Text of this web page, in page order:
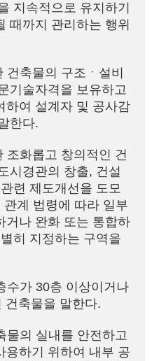
지속적으로 유지하기
때까지 관리하는 행위
건축물의 구조ㆍ설비
기술자격을 보유하고
하여 설계자 및 공사감
한다.
조화롭고 창의적인 건
시경관의 창출, 건설
련 제도개선을 도모
계 법령에 따라 일부
거나 완화 또는 통합하
히 지정하는 구역을
수가 30층 이상이거나
건축물을 말한다.
물의 실내를 안전하고
용하기 위하여 내부 공